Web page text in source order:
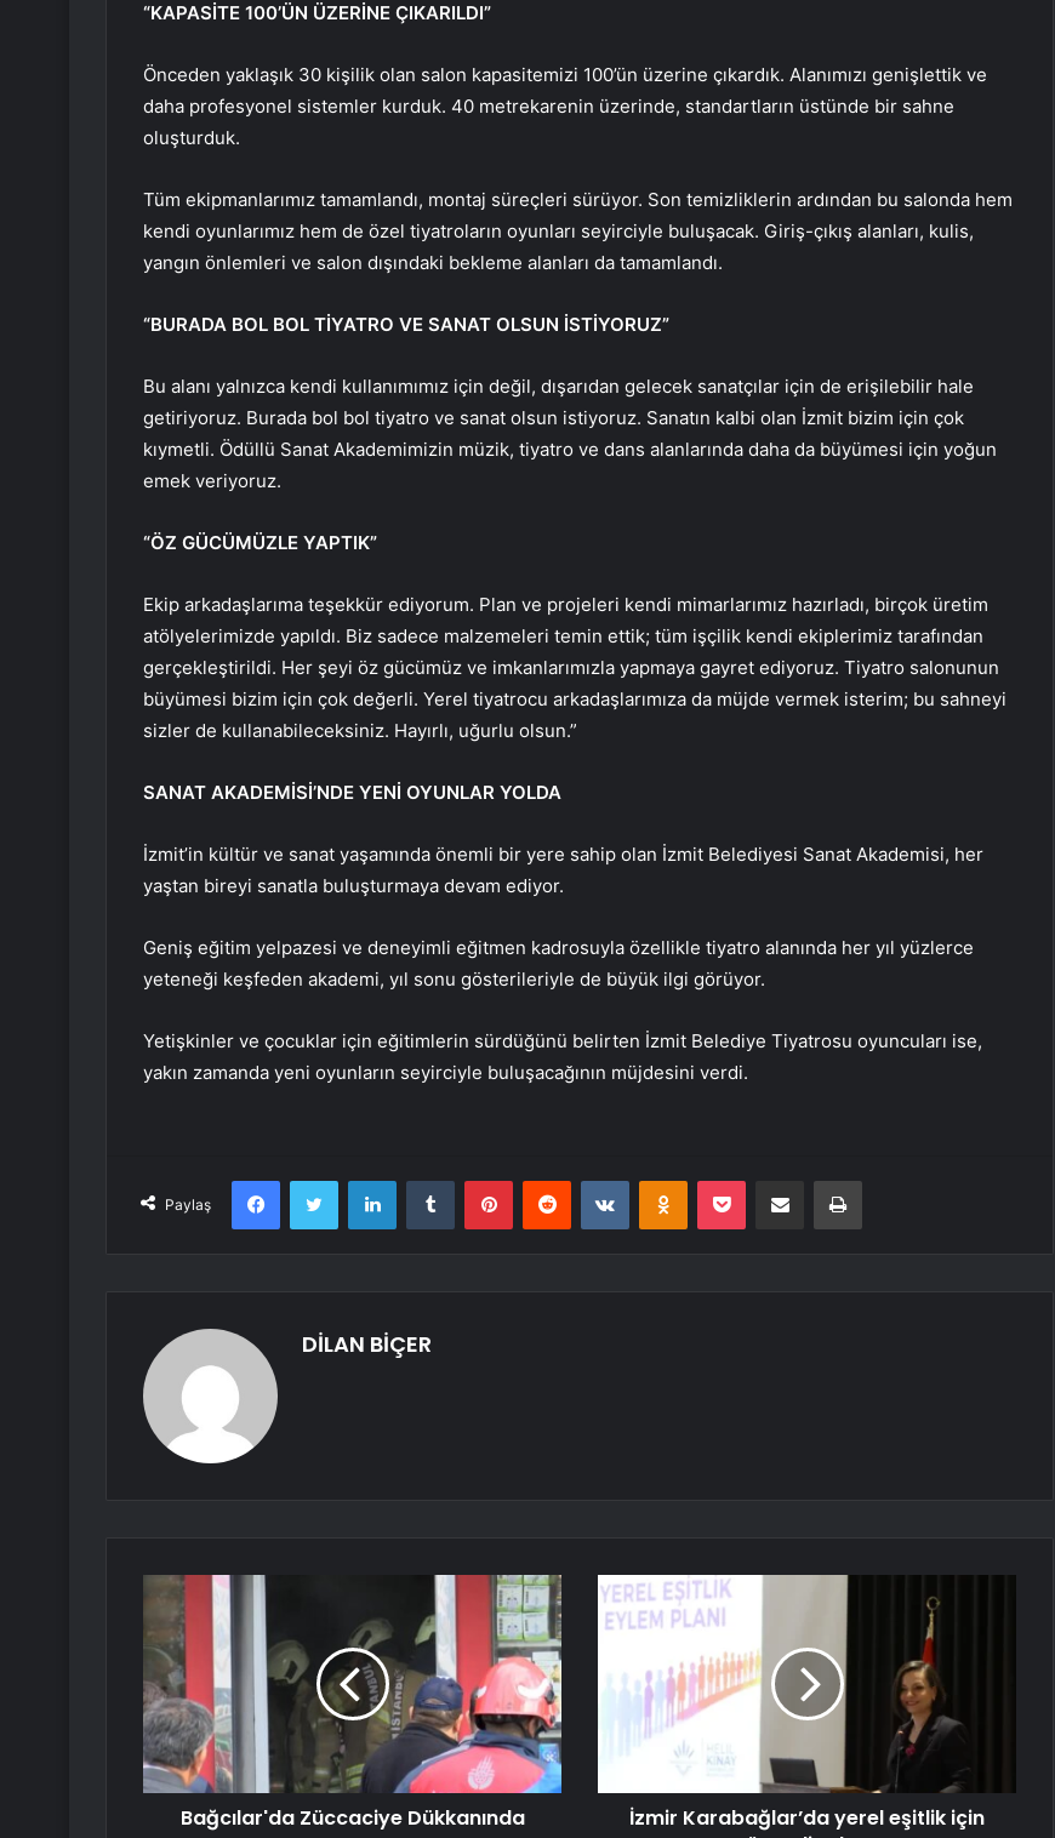
“KAPASİTE 100’ÜN ÜZERİNE ÇIKARILDI”
Önceden yaklaşık 30 kişilik olan salon kapasitemizi 100’ün üzerine çıkardık. Alanımızı genişlettik ve
daha profesyonel sistemler kurduk. 40 metrekarenin üzerinde, standartların üstünde bir sahne
oluşturduk.
Tüm ekipmanlarımız tamamlandı, montaj süreçleri sürüyor. Son temizliklerin ardından bu salonda hem
kendi oyunlarımız hem de özel tiyatroların oyunları seyirciyle buluşacak. Giriş-çıkış alanları, kulis,
yangın önlemleri ve salon dışındaki bekleme alanları da tamamlandı.
“BURADA BOL BOL TİYATRO VE SANAT OLSUN İSTİYORUZ”
Bu alanı yalnızca kendi kullanımımız için değil, dışarıdan gelecek sanatçılar için de erişilebilir hale
getiriyoruz. Burada bol bol tiyatro ve sanat olsun istiyoruz. Sanatın kalbi olan İzmit bizim için çok
kıymetli. Ödüllü Sanat Akademimizin müzik, tiyatro ve dans alanlarında daha da büyümesi için yoğun
emek veriyoruz.
“ÖZ GÜCÜMÜZLE YAPTIK”
Ekip arkadaşlarıma teşekkür ediyorum. Plan ve projeleri kendi mimarlarımız hazırladı, birçok üretim
atölyelerimizde yapıldı. Biz sadece malzemeleri temin ettik; tüm işçilik kendi ekiplerimiz tarafından
gerçekleştirildi. Her şeyi öz gücümüz ve imkanlarımızla yapmaya gayret ediyoruz. Tiyatro salonunun
büyümesi bizim için çok değerli. Yerel tiyatrocu arkadaşlarımıza da müjde vermek isterim; bu sahneyi
sizler de kullanabileceksiniz. Hayırlı, uğurlu olsun.”
SANAT AKADEMİSİ’NDE YENİ OYUNLAR YOLDA
İzmit’in kültür ve sanat yaşamında önemli bir yere sahip olan İzmit Belediyesi Sanat Akademisi, her
yaştan bireyi sanatla buluşturmaya devam ediyor.
Geniş eğitim yelpazesi ve deneyimli eğitmen kadrosuyla özellikle tiyatro alanında her yıl yüzlerce
yeteneği keşfeden akademi, yıl sonu gösterileriyle de büyük ilgi görüyor.
Yetişkinler ve çocuklar için eğitimlerin sürdüğünü belirten İzmit Belediye Tiyatrosu oyuncuları ise,
yakın zamanda yeni oyunların seyirciyle buluşacağının müjdesini verdi.
Paylaş
FacebookTwitter LinkedInTumblr PinterestReddit VKontakteOdnoklassniki
Pocket E-Posta ile paylaş Yazdır
DİLAN BİÇER
Bağcılar'da Züccaciye Dükkanında
İzmir Karabağlar’da yerel eşitlik için